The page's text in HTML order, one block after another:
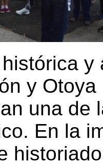
y
una de
En la